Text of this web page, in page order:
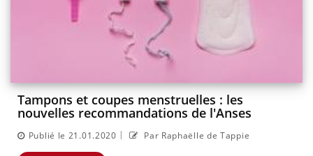
Tampons et coupes menstruelles : les
nouvelles recommandations de l'Anses
Publié le 21.01.2020 | Par Raphaëlle de Tappie